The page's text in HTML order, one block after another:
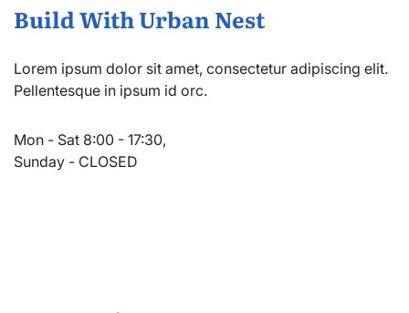
Build With Urban Nest
Lorem ipsum dolor sit amet, consectetur adipiscing elit.
Pellentesque in ipsum id orc.
Mon - Sat 8:00 - 17:30,
Sunday - CLOSED